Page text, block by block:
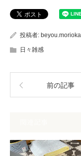
投稿者: beyou.morioka
日々雑感
前の記事